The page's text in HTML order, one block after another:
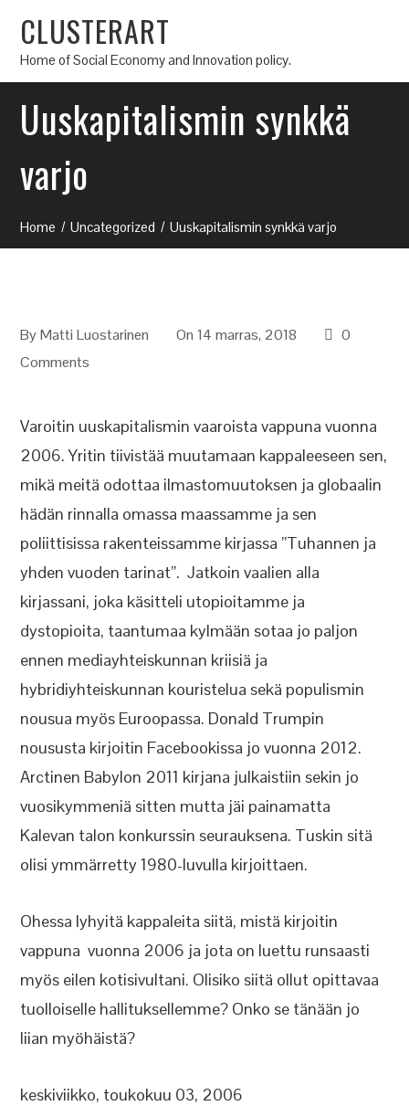
CLUSTERART
Home of Social Economy and Innovation policy.
Uuskapitalismin synkkä
varjo
Home Uncategorized Uuskapitalismin synkkä varjo
ByMatti Luostarinen On 14 marras, 2018
0
Comments
Varoitin uuskapitalismin vaaroista vappuna vuonna
2006. Yritin tiivistää muutamaan kappaleeseen sen,
mikä meitä odottaa ilmastomuutoksen ja globaalin
hädän rinnalla omassa maassamme ja sen
poliittisissa rakenteissamme kirjassa ”Tuhannen ja
yhden vuoden tarinat”. Jatkoin vaalien alla
kirjassani, joka käsitteli utopioitamme ja
dystopioita, taantumaa kylmään sotaa jo paljon
ennen mediayhteiskunnan kriisiä ja
hybridiyhteiskunnan kouristelua sekä populismin
nousua myös Euroopassa. Donald Trumpin
noususta kirjoitin Facebookissa jo vuonna 2012.
Arctinen Babylon 2011 kirjana julkaistiin sekin jo
vuosikymmeniä sitten mutta jäi painamatta
Kalevan talon konkurssin seurauksena. Tuskin sitä
olisi ymmärretty 1980-luvulla kirjoittaen.
Ohessa lyhyitä kappaleita siitä, mistä kirjoitin
vappuna vuonna 2006 ja jota on luettu runsaasti
myös eilen kotisivultani. Olisiko siitä ollut opittavaa
tuolloiselle hallituksellemme? Onko se tänään jo
liian myöhäistä?
keskiviikko, toukokuu 03, 2006